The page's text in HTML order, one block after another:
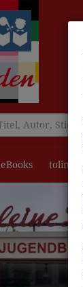
eBooks tolino